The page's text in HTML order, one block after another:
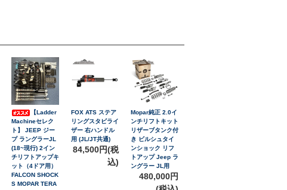
【Ladder
Machineセレク
ト】 JEEP ジー
プ ラングラーJL
(18~現行) 2イン
チリフトアップキ
ット（4ドア用）
FALCON SHOCK
S MOPAR TERA
FOX ATS ステア
リングスタビライ
ザー 右ハンドル
用 (JL/JT共通)
84,500円(税
込)
Mopar純正 2.0イ
ンチリフトキット
リザーブタンク付
き ビルシュタイ
ンショック リフ
トアップ Jeep ラ
ングラー JL用
480,000円